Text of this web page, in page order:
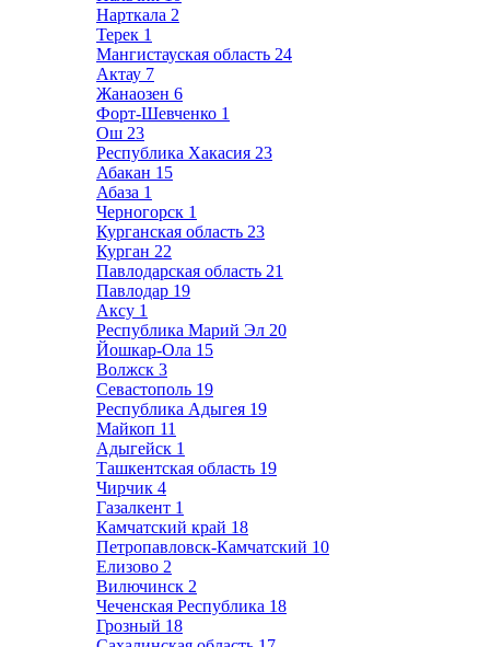
Нарткала 2
Терек 1
Мангистауская область 24
Актау 7
Жанаозен 6
Форт-Шевченко 1
Ош 23
Республика Хакасия 23
Абакан 15
Абаза 1
Черногорск 1
Курганская область 23
Курган 22
Павлодарская область 21
Павлодар 19
Аксу 1
Республика Марий Эл 20
Йошкар-Ола 15
Волжск 3
Севастополь 19
Республика Адыгея 19
Майкоп 11
Адыгейск 1
Ташкентская область 19
Чирчик 4
Газалкент 1
Камчатский край 18
Петропавловск-Камчатский 10
Елизово 2
Вилючинск 2
Чеченская Республика 18
Грозный 18